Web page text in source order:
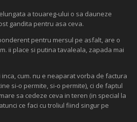
a touareg-ului o sa dauneze
gandita pentru asa ceva.
pentru mersul pe asfalt, are o
ii place si putina tavaleala, zapada mai
cum. nu e neaparat vorba de factura
si-o permite, si-o permite), ci de faptul
sa cedeze ceva in teren (in special la
ce faci cu troliul fiind singur pe